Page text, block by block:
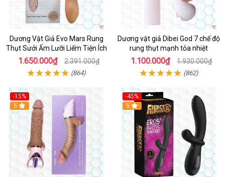
Dương Vật Giả Evo Mars Rung
Thụt Sưởi Ấm Lưỡi Liếm Tiện Ích
1.650.000₫ 2.391.000₫
(864)
Dương vật giả Dibei God 7 chế độ
rung thụt mạnh tỏa nhiệt
1.100.000₫ 1.930.000₫
(862)
-15%
5
-45%
5